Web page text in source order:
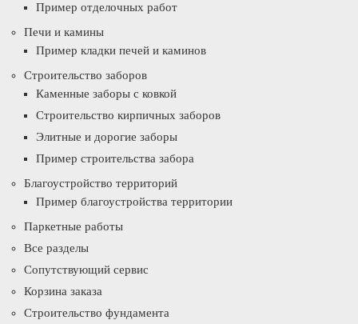
Пример отделочных работ
Печи и камины
Пример кладки печей и каминов
Строительство заборов
Каменные заборы с ковкой
Строительство кирпичных заборов
Элитные и дорогие заборы
Пример строительства забора
Благоустройство территорий
Пример благоустройства территории
Паркетные работы
Все разделы
Сопутствующий сервис
Корзина заказа
Строительство фундамента